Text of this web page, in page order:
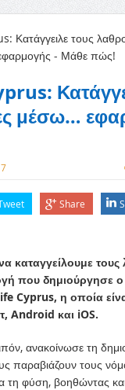
μέσω…
Share
καταγγείλουμε τους
που δημιούργησε ο
Cyprus, η οποία
Android και iOS.
ανακοίνωσε τη
παραβιάζουν τους
τη φύση, βοηθώντας